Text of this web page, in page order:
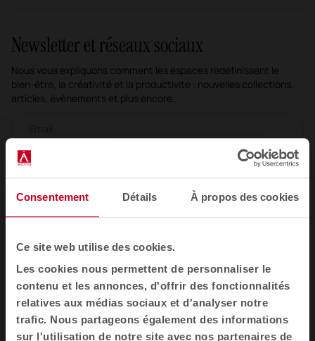
Consentement Détails À propos des cookies
Ce site web utilise des cookies.
Les cookies nous permettent de personnaliser le
contenu et les annonces, d'offrir des fonctionnalités
relatives aux médias sociaux et d'analyser notre
trafic. Nous partageons également des informations
sur l'utilisation de notre site avec nos partenaires de
Mobilier
Sièges
Newsletter et réseaux sociaux
Nous vous expliquons comment les espaces redéfinissent le
bien-être, la créativité et la productivité : nouvelles collections,
articles, événements et plus encore.
FR